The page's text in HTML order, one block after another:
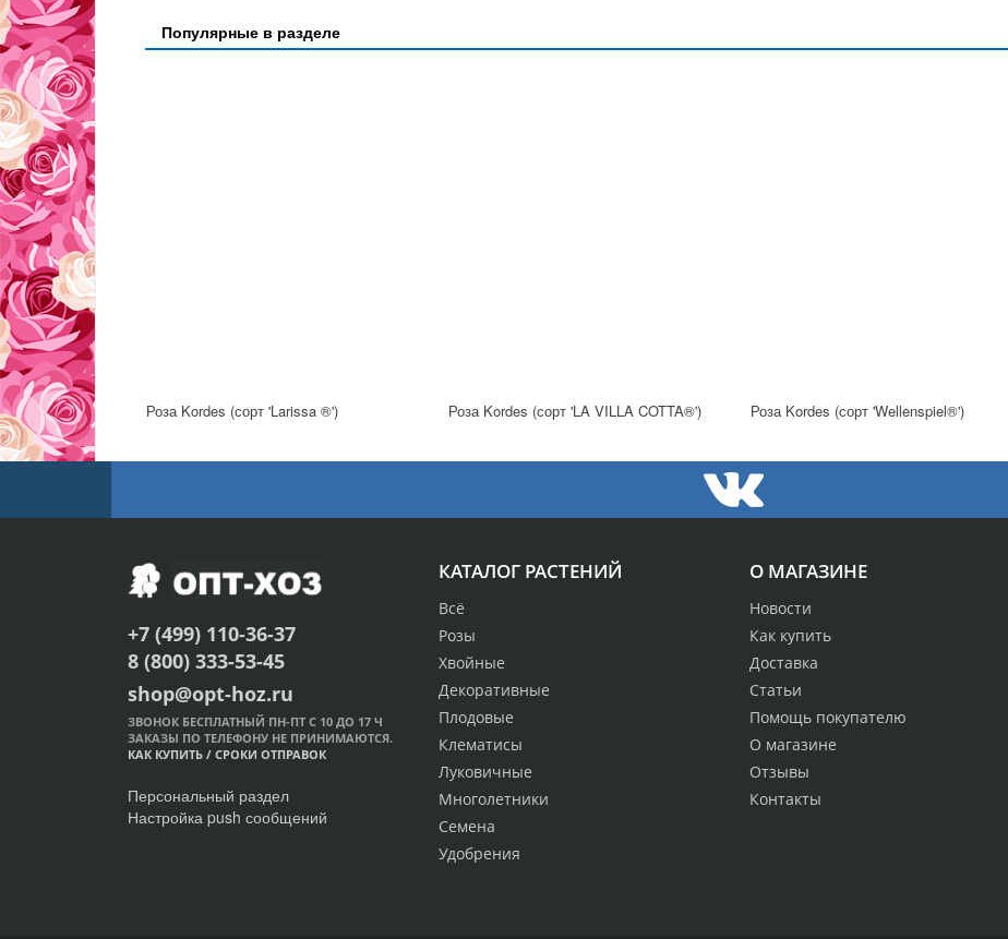
Популярные в разделе
Роза Kordes (сорт 'Larissa ®') Роза Kordes (сорт 'LA VILLA COTTA®') Роза Kordes (сорт 'Wellenspiel®')
О МАГАЗИНЕ
Новости
Как купить
Доставка
Статьи
Помощь покупателю
О магазине
Отзывы
Контакты
КАТАЛОГ РАСТЕНИЙ
Всё
Розы
Хвойные
Декоративные
Плодовые
Клематисы
Луковичные
Многолетники
Семена
Удобрения
+7 (499) 110-36-37
8 (800) 333-53-45
shop@opt-hoz.ru
ЗВОНОК БЕСПЛАТНЫЙ ПН-ПТ С 10 ДО 17 Ч
ЗАКАЗЫ ПО ТЕЛЕФОНУ НЕ ПРИНИМАЮТСЯ.
КАК КУПИТЬ / СРОКИ ОТПРАВОК
Персональный раздел
Настройка push сообщений